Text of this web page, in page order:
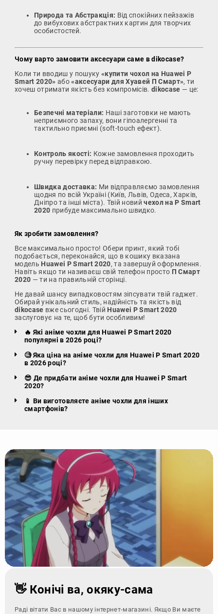
Природа та Абстракція: Від спокійних пейзажів
до вибухових абстрактних картин для творчих
особистостей.
Чому варто замовити аксесуари саме в dikocase?
Коли ти вводиш у пошуку «купити чохол на Huawei P
Smart 2020» або«аксесуари для Хуавей П Смарт», ти
хочеш отримати якість без компромісів. dikocase — це:
Безпечні матеріали: Наші заготовки не мають
неприємного запаху, вони гіпоалергенні та
тактильно приємні (soft-touch ефект).
Контроль якості: Кожне замовлення проходить
ручну перевірку перед відправкою.
Швидка доставка: Ми відправляємо замовлення
щодня по всій Україні (Київ, Львів, Одеса, Харків,
Дніпро та інші міста). Твій новийчехол на P Smart
2020 прибуде максимально швидко.
Як зробити замовлення?
Все максимально просто! Обери принт, який тобі
подобається, переконайся, що в кошику вказана
модель Huawei P Smart 2020, та завершуй оформлення.
Навіть якщо ти називаєш свій телефон просто П Смарт
2020 — ти на правильній сторінці.
Не давай шансу випадковостям зіпсувати твій гаджет.
Обирай унікальний стиль, надійність та якість від
dikocase вже сьогодні. Твій Huawei P Smart 2020
заслуговує на те, щоб бути особливим!
🔥 Які аніме чохли для Huawei P Smart 2020
популярні в 2026 році?
🧐 Яка ціна на аніме чохли для Huawei P Smart 2020
в 2026 році?
😎 Де придбати аніме чохли для Huawei P Smart
2020?
📱 Ви виготовляєте аніме чохли для інших
смартфонів?
👋 Конічі ва, окяку-сама
Раді вітати Вас в нашому інтернет-магазині. Якщо Ви маєте